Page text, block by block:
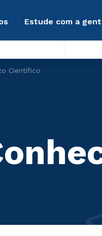
Estude com a
Científico